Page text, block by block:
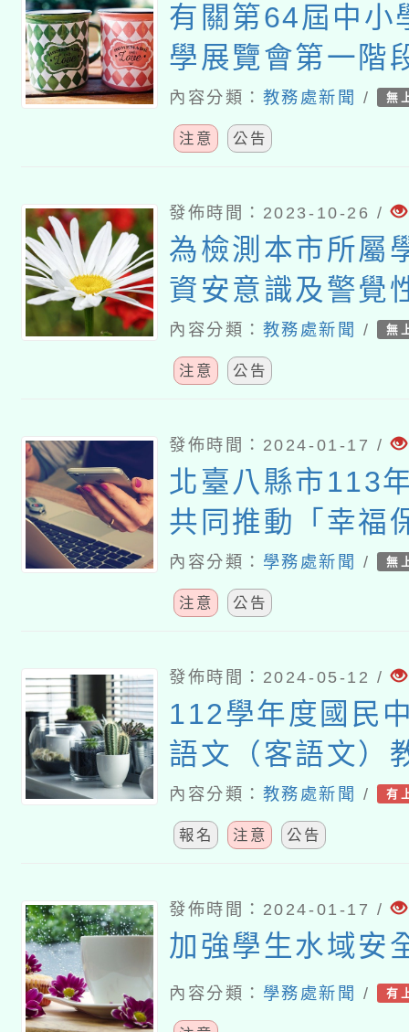
有關第64屆中小
學展覽會第一階
展)報名作品命
內容分類： 教務處新聞 / 無
注意 公告
發佈時間：2023-10-26 /
為檢測本市所屬
資安意識及警覺
理112年社交工
內容分類： 教務處新聞 / 無
注意 公告
發佈時間：2024-01-17 /
北臺八縣市113
共同推動「幸福
畫」一案
內容分類： 學務處新聞 / 無
注意 公告
發佈時間：2024-05-12 /
112學年度國民
語文（客語文）
作人員認證計畫
內容分類： 教務處新聞 / 有
報名 注意 公告
發佈時間：2024-01-17 /
加強學生水域安
內容分類： 學務處新聞 / 有